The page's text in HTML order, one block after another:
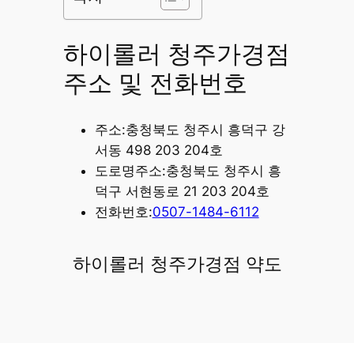
하이롤러 청주가경점
주소 및 전화번호
주소:충청북도 청주시 흥덕구 강
서동 498 203 204호
도로명주소:충청북도 청주시 흥
덕구 서현동로 21 203 204호
전화번호:0507-1484-6112
하이롤러 청주가경점 약도